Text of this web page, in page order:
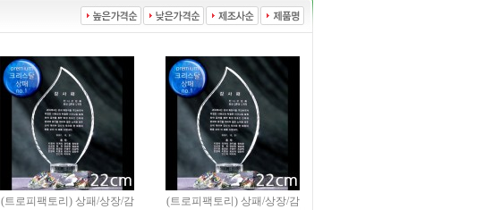
(트로피팩토리) 상패/상장/감
(트로피팩토리) 상패/상장/감